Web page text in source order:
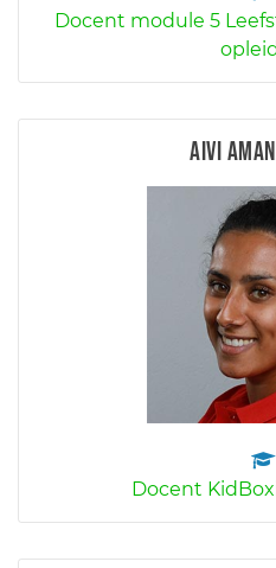
Docent module 5
Aivi
Docent